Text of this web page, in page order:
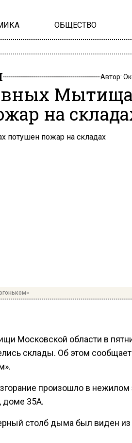
ОБЩЕСТВО
Автор:
на
Московской области в
склады. Об этом
произошло в нежилом
доме 35А.
столб дыма был виден